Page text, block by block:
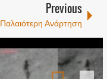
Previous
Παλαιότερη Ανάρτηση